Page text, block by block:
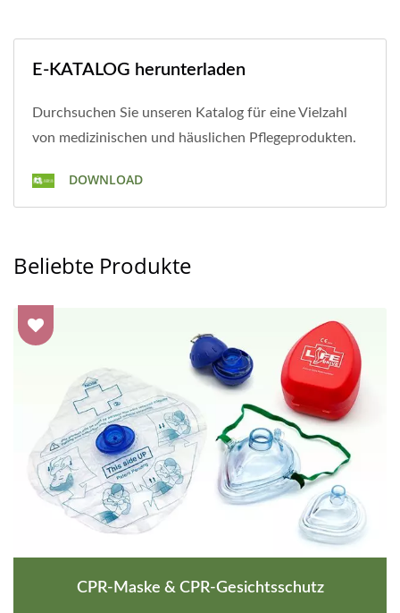
E-KATALOG herunterladen
Durchsuchen Sie unseren Katalog für eine Vielzahl
von medizinischen und häuslichen Pflegeprodukten.
DOWNLOAD
Beliebte Produkte
CPR-Maske & CPR-Gesichtsschutz